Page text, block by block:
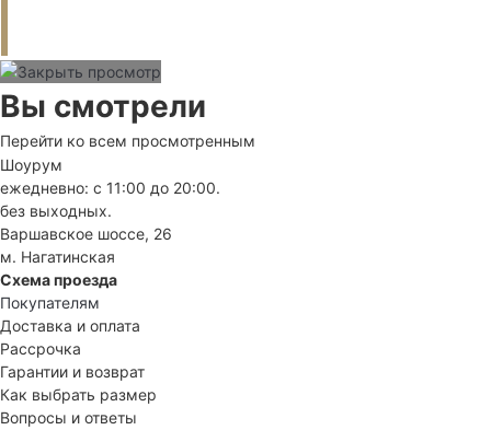
Вы смотрели
Перейти ко всем просмотренным
Шоурум
ежедневно: с 11:00 до 20:00.
без выходных.
Варшавское шоссе, 26
м. Нагатинская
Схема проезда
Покупателям
Доставка и оплата
Рассрочка
Гарантии и возврат
Как выбрать размер
Вопросы и ответы